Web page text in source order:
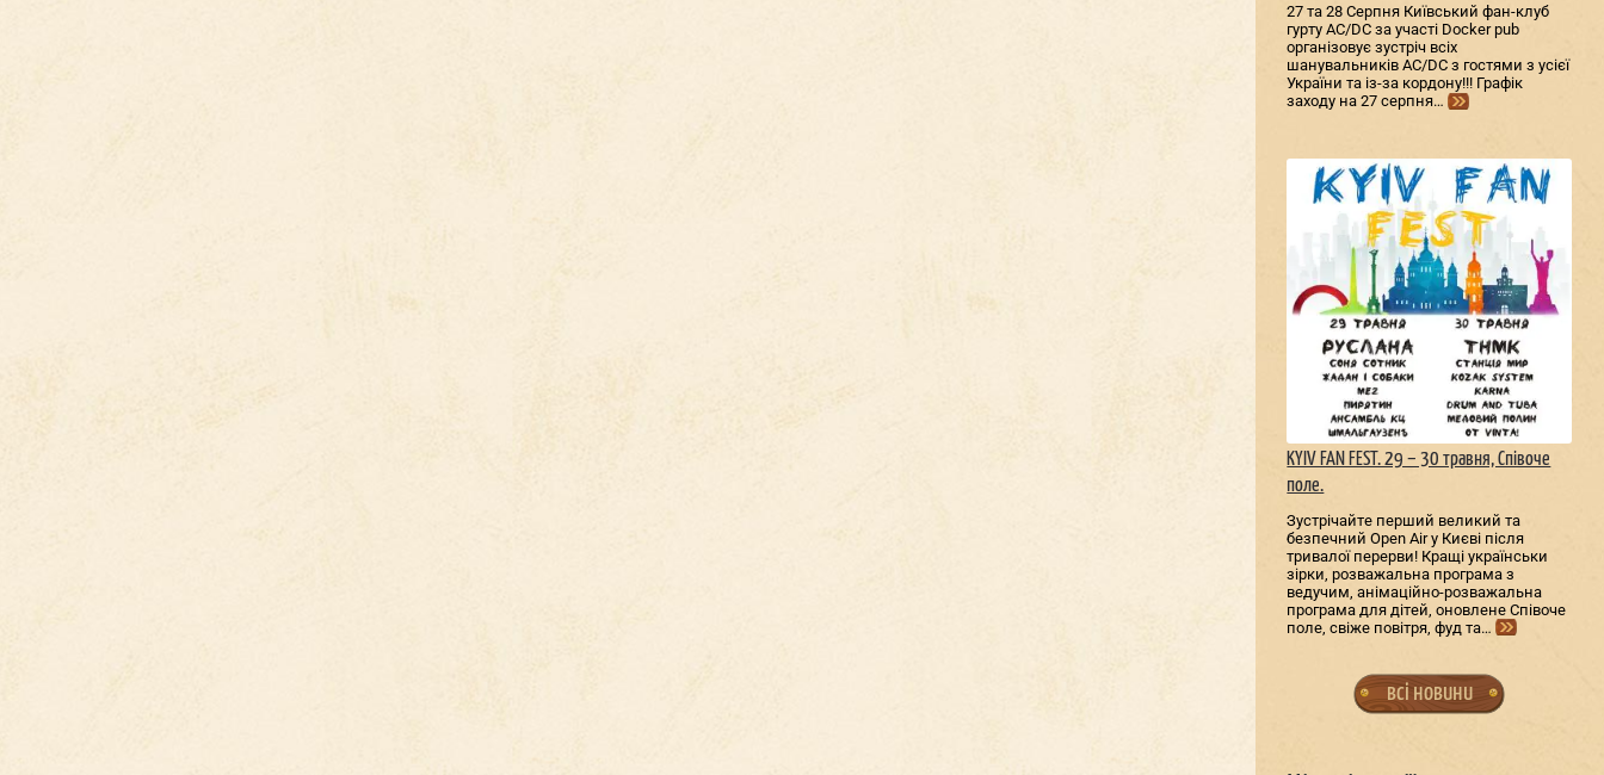
27 та 28 Серпня Київський фан-клуб
гурту AC/DС за участі Docker pub
організовує зустріч всіх
шанувальників AC/DС з гостями з усієї
України та із-за кордону!!! Графік
заходу на 27 серпня…
KYIV FAN FEST. 29 – 30 травня, Співоче
поле.
Зустрічайте перший великий та
безпечний Open Air у Києві після
тривалої перерви! Кращі українськи
зірки, розважальна програма з
ведучим, анімаційно-розважальна
програма для дітей, оновлене Співоче
поле, свіже повітря, фуд та…
всі новини